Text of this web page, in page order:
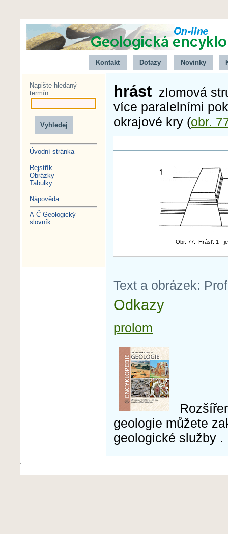
Kontakt Dotazy Novinky
Napište hledaný
termín:
Úvodní stránka
Rejstřík
Obrázky
Tabulky
Nápověda
A-Č Geologický
slovník
hrást zlomová
více paralelními
okrajové kry (obr.
Obr. 77. Hrásť: 1 -
Text a obrázek:
Odkazy
prolom
geologie můžete
geologické služby .